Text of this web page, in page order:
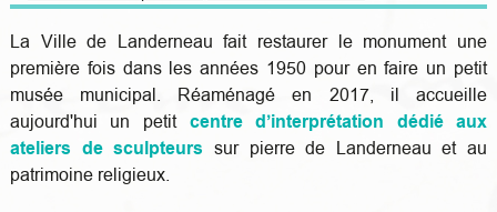
La Ville de Landerneau fait restaurer le monument une
première fois dans les années 1950 pour en faire un petit
musée municipal. Réaménagé en 2017, il accueille
aujourd'hui un petit centre d’interprétation dédié aux
ateliers de sculpteurs sur pierre de Landerneau et au
patrimoine religieux.